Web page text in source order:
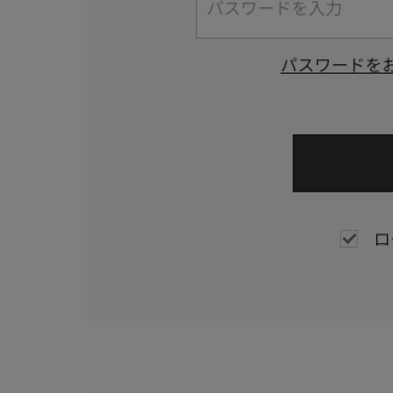
パスワードを